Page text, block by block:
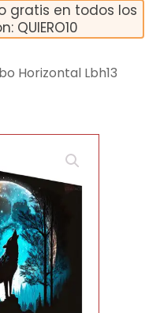
gratis en todos los
QUIERO10
Horizontal Lbh13
🔍